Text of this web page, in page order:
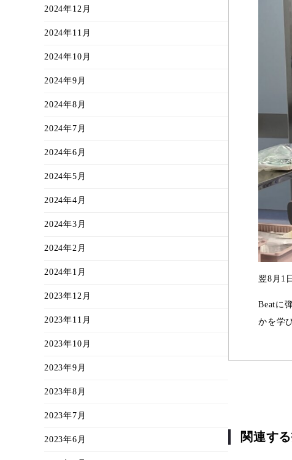
翌8月1
Beatに
かを学
関連す
2024年12月
2024年11月
2024年10月
2024年9月
2024年8月
2024年7月
2024年6月
2024年5月
2024年4月
2024年3月
2024年2月
2024年1月
2023年12月
2023年11月
2023年10月
2023年9月
2023年8月
2023年7月
2023年6月